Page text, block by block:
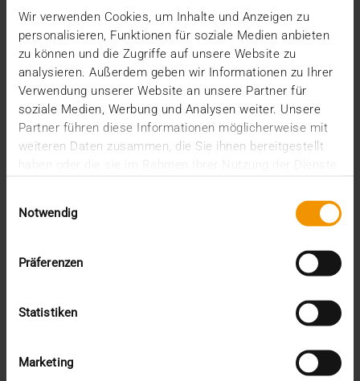
Wir verwenden Cookies, um Inhalte und Anzeigen zu
personalisieren, Funktionen für soziale Medien anbieten
zu können und die Zugriffe auf unsere Website zu
analysieren. Außerdem geben wir Informationen zu Ihrer
Verwendung unserer Website an unsere Partner für
soziale Medien, Werbung und Analysen weiter. Unsere
Partner führen diese Informationen möglicherweise mit
weiteren Daten zusammen, die Sie ihnen bereitgestellt
Notwendig
Präferenzen
Statistiken
Marketing
VUE D'ENSEMBLE
Réseaux numériques : L’e-santé « made